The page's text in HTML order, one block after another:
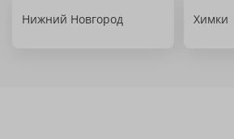
Нижний Новгород Химки